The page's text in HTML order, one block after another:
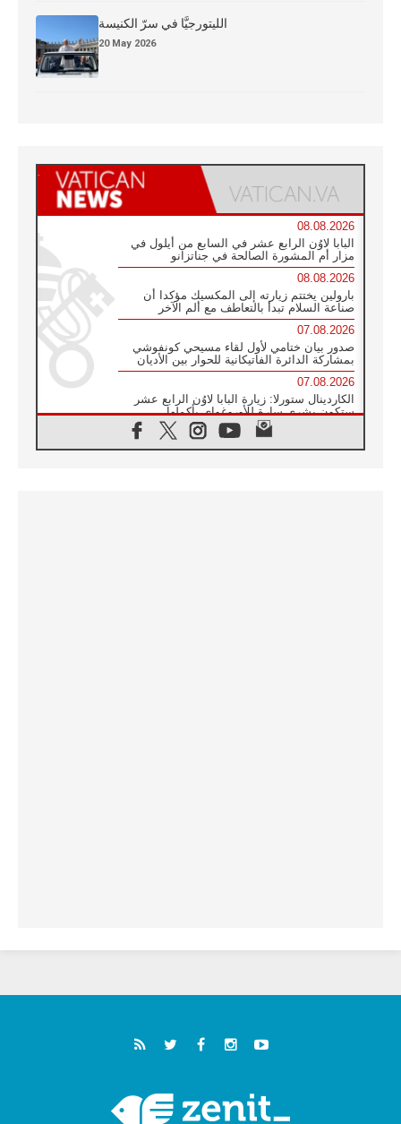
الليتورجيَّا في سرّ الكنيسة
20 May 2026
08.08.2026
البابا لاوُن الرابع عشر في السابع من أيلول في
مزار أم المشورة الصالحة في جناتزانو
08.08.2026
بارولين يختتم زيارته إلى المكسيك مؤكدا أن
صناعة السلام تبدأ بالتعاطف مع ألم الآخر
07.08.2026
صدور بيان ختامي لأول لقاء مسيحي كونفوشي
بمشاركة الدائرة الفاتيكانية للحوار بين الأديان
07.08.2026
الكاردينال ستورلا: زيارة البابا لاوُن الرابع عشر
ستكون بشرى سارة للأوروغواي بأكملها
الفاتيكان يعلن برنامج الزيارة الرسولية للبابا لاوُن